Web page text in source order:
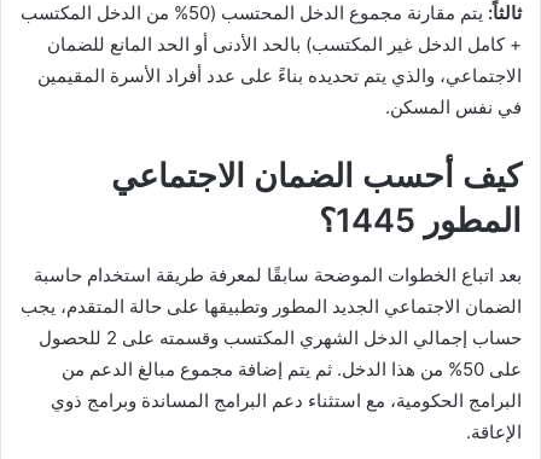
ثالثاً:
يتم مقارنة مجموع الدخل المحتسب (50% من الدخل المكتسب
+ كامل الدخل غير المكتسب) بالحد الأدنى أو الحد المانع للضمان
الاجتماعي، والذي يتم تحديده بناءً على عدد أفراد الأسرة المقيمين
في نفس المسكن.
كيف أحسب الضمان الاجتماعي
المطور 1445؟
بعد اتباع الخطوات الموضحة سابقًا لمعرفة طريقة استخدام حاسبة
الضمان الاجتماعي الجديد المطور وتطبيقها على حالة المتقدم، يجب
حساب إجمالي الدخل الشهري المكتسب وقسمته على 2 للحصول
على 50% من هذا الدخل. ثم يتم إضافة مجموع مبالغ الدعم من
البرامج الحكومية، مع استثناء دعم البرامج المساندة وبرامج ذوي
الإعاقة.